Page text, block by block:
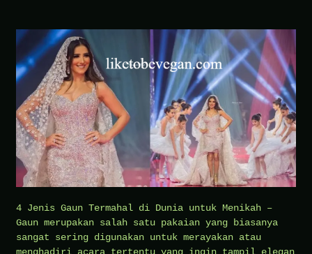
4 Jenis Gaun Termahal di Dunia untuk Menikah –
Gaun merupakan salah satu pakaian yang biasanya
sangat sering digunakan untuk merayakan atau
menghadiri acara tertentu yang ingin tampil elegan